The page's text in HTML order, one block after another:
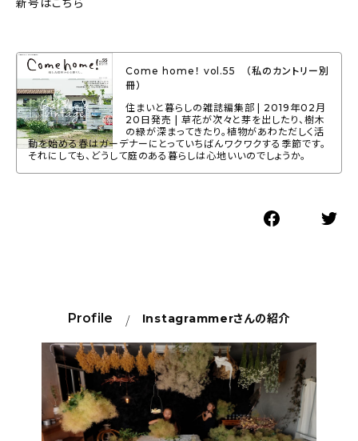
新号はこちら
Come home！ vol.55 （私のカントリー別
冊）
住まいと暮らしの雑誌編集部 | 2019年02月
20日発売 | 草花が次々と芽を出したり、樹木
の緑が深まってきたり。植物があわただしく活
動を始める春はガーデナーにとっていちばんワクワクする季節です。
それにしても、どうして庭のある暮らしは心地いいのでしょうか。
Profile Instagrammerさんの紹介